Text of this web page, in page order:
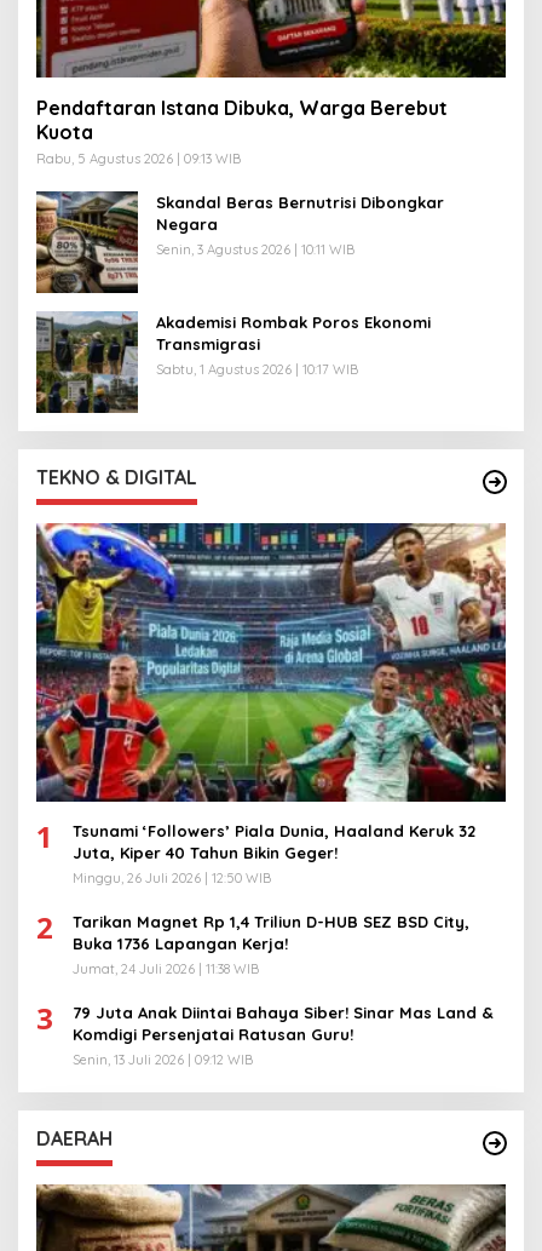
Pendaftaran Istana Dibuka, Warga Berebut
Kuota
Rabu, 5 Agustus 2026 | 09:13 WIB
Skandal Beras Bernutrisi Dibongkar
Negara
Senin, 3 Agustus 2026 | 10:11 WIB
Akademisi Rombak Poros Ekonomi
Transmigrasi
Sabtu, 1 Agustus 2026 | 10:17 WIB
TEKNO & DIGITAL
1
Tsunami ‘Followers’ Piala Dunia, Haaland Keruk 32
Juta, Kiper 40 Tahun Bikin Geger!
Minggu, 26 Juli 2026 | 12:50 WIB
2
Tarikan Magnet Rp 1,4 Triliun D-HUB SEZ BSD City,
Buka 1736 Lapangan Kerja!
Jumat, 24 Juli 2026 | 11:38 WIB
3
79 Juta Anak Diintai Bahaya Siber! Sinar Mas Land &
Komdigi Persenjatai Ratusan Guru!
Senin, 13 Juli 2026 | 09:12 WIB
DAERAH